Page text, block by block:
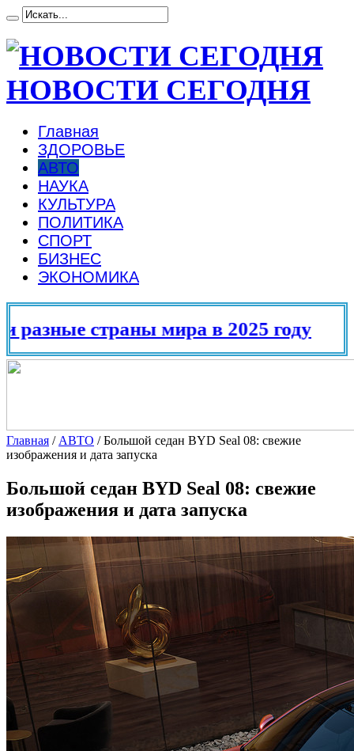
НОВОСТИ СЕГОДНЯ
Главная
ЗДОРОВЬЕ
АВТО
НАУКА
КУЛЬТУРА
ПОЛИТИКА
СПОРТ
БИЗНЕС
ЭКОНОМИКА
мира в 2025 году
Главная / АВТО /Большой седан BYD Seal 08: свежие
изображения и дата запуска
Большой седан BYD Seal 08: свежие
изображения и дата запуска